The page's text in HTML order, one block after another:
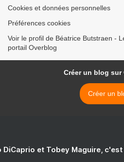
Cookies et données personnelles
Préférences cookies
Voir le profil de Béatrice Butstraen -
portail Overblog
Créer un blog sur
Créer un
DiCaprio et Tobey Maguire,